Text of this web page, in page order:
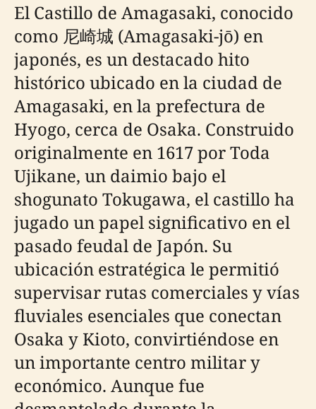
El Castillo de Amagasaki, conocido
como 尼崎城 (Amagasaki-jō) en
japonés, es un destacado hito
histórico ubicado en la ciudad de
Amagasaki, en la prefectura de
Hyogo, cerca de Osaka. Construido
originalmente en 1617 por Toda
Ujikane, un daimio bajo el
shogunato Tokugawa, el castillo ha
jugado un papel significativo en el
pasado feudal de Japón. Su
ubicación estratégica le permitió
supervisar rutas comerciales y vías
fluviales esenciales que conectan
Osaka y Kioto, convirtiéndose en
un importante centro militar y
económico. Aunque fue